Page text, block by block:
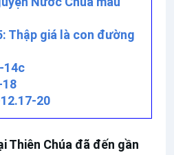
Thập giá là con đường
14c
18
20
Thiên Chúa đã đến gần